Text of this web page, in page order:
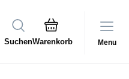
Suchen Menu